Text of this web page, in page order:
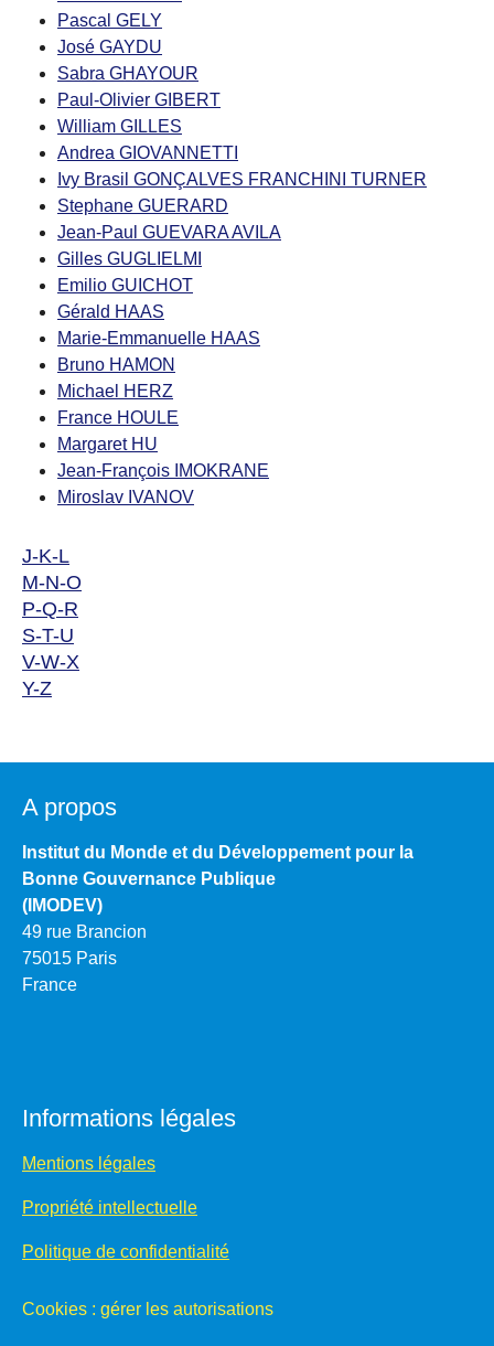
Pascal GELY
José GAYDU
Sabra GHAYOUR
Paul-Olivier GIBERT
William GILLES
Andrea GIOVANNETTI
Ivy Brasil GONÇALVES FRANCHINI TURNER
Stephane GUERARD
Jean-Paul GUEVARA AVILA
Gilles GUGLIELMI
Emilio GUICHOT
Gérald HAAS
Marie-Emmanuelle HAAS
Bruno HAMON
Michael HERZ
France HOULE
Margaret HU
Jean-François IMOKRANE
Miroslav IVANOV
J-K-L
M-N-O
P-Q-R
S-T-U
V-W-X
Y-Z
A propos
Institut du Monde et du Développement pour la
Bonne Gouvernance Publique
(IMODEV)
49 rue Brancion
75015 Paris
France
Informations légales
Mentions légales
Propriété intellectuelle
Politique de confidentialité
Cookies : gérer les autorisations